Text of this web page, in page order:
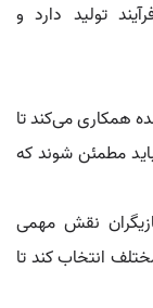
تولید دارد و
همکاری می‌کند تا
مطمئن شوند که
نقش مهمی
انتخاب کند تا